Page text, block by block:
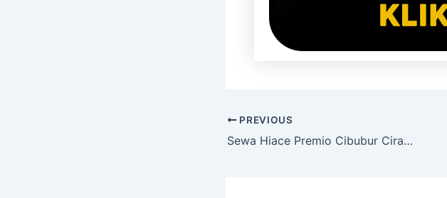
PREVIOUS
Sewa Hiace Premio Cibubur Ciracas Jakarta Timur